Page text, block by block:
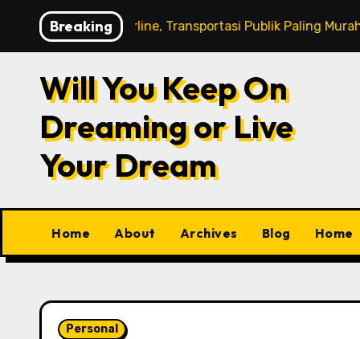
content
Breaking
KRL Commuterline, Transportasi Publik Paling Murah!
Will You Keep On
Dreaming or Live
Your Dream
Home About Archives Blog Home
Personal